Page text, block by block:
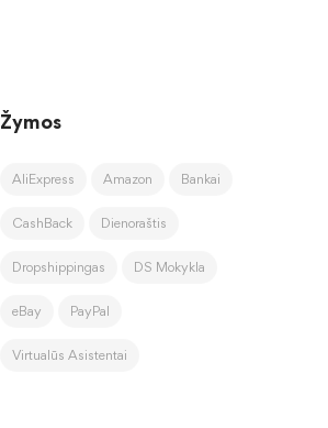
Žymos
AliExpress Amazon Bankai
CashBack Dienoraštis
Dropshippingas DS Mokykla
eBay PayPal
Virtualūs Asistentai